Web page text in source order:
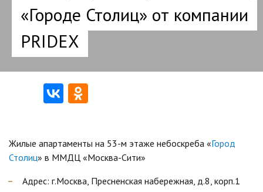
«Городе Столиц» от компании
PRIDEX
Жилые апартаменты на 53-м этаже небоскреба «Город
Столиц» в ММДЦ «Москва-Сити»
Адрес: г.Москва, Пресненская набережная, д.8, корп.1